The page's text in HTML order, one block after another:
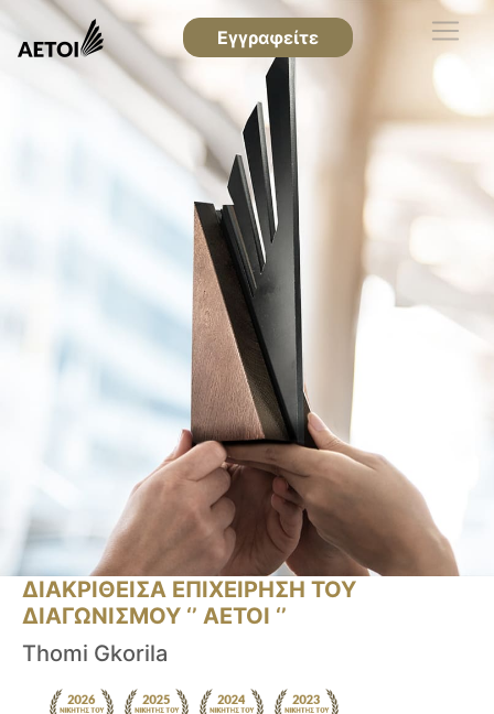
Εγγραφείτε
ΔΙΑΚΡΙΘΕΙΣΑ ΕΠΙΧΕΙΡΗΣΗ ΤΟΥ
ΔΙΑΓΩΝΙΣΜΟΥ ‘’ ΑΕΤΟΙ ‘’
Thomi Gkorila